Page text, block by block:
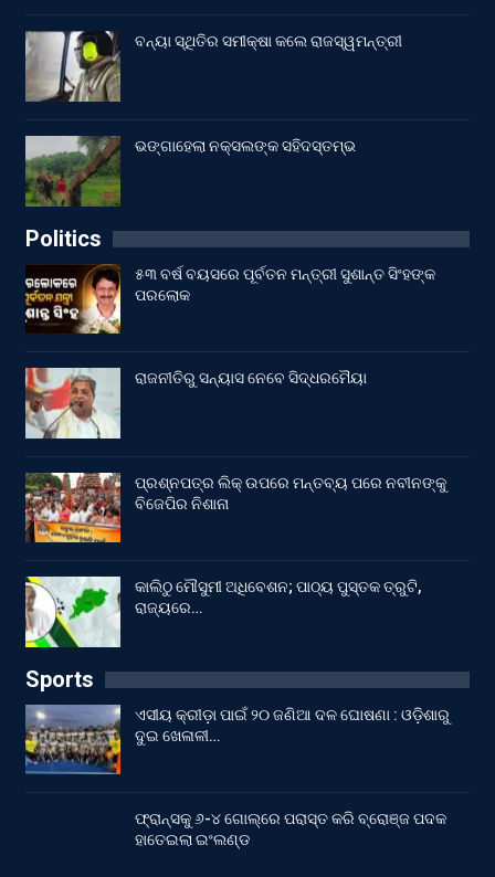
ବନ୍ୟା ସ୍ଥିତିର ସମୀକ୍ଷା କଲେ ରାଜସ୍ୱମନ୍ତ୍ରୀ
ଭଙ୍ଗାହେଲା ନକ୍ସଲଙ୍କ ସହିଦସ୍ତମ୍ଭ
Politics
୫୩ ବର୍ଷ ବୟସରେ ପୂର୍ବତନ ମନ୍ତ୍ରୀ ସୁଶାନ୍ତ ସିଂହଙ୍କ
ପରଲୋକ
ରାଜନୀତିରୁ ସନ୍ୟାସ ନେବେ ସିଦ୍ଧରମୈୟା
ପ୍ରଶ୍ନପତ୍ର ଲିକ୍ ଉପରେ ମନ୍ତବ୍ୟ ପରେ ନବୀନଙ୍କୁ
ବିଜେପିର ନିଶାନା
କାଲିଠୁ ମୌସୁମୀ ଅଧିବେଶନ; ପାଠ୍ୟ ପୁସ୍ତକ ତ୍ରୁଟି,
ରାଜ୍ୟରେ…
Sports
ଏସୀୟ କ୍ରୀଡ଼ା ପାଇଁ ୨୦ ଜଣିଆ ଦଳ ଘୋଷଣା : ଓଡ଼ିଶାରୁ
ଦୁଇ ଖେଳାଳୀ…
ଫ୍ରାନ୍ସକୁ ୬-୪ ଗୋଲ୍‌ରେ ପରାସ୍ତ କରି ବ୍ରୋଞ୍ଜ ପଦକ
ହାତେଇଲା ଇଂଲଣ୍ଡ